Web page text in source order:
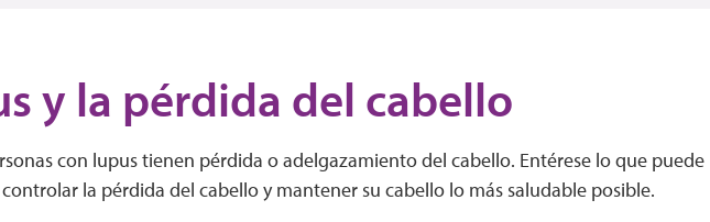
y la pérdida del cabello
con lupus tienen pérdida o adelgazamiento del cabello. Entérese lo que puede
la pérdida del cabello y mantener su cabello lo más saludable posible.